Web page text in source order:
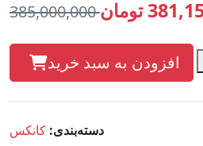
تومان
افزودن به سبد خرید
دسته‌بندی: کانکس